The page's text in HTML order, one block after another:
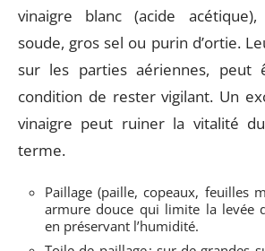
vinaigre blanc (acide
soude, gros sel ou purin d’ortie.
sur les parties aériennes, peut
condition de rester vigilant. Un
vinaigre peut ruiner la vitalité
terme.
Paillage (paille, copeaux, feuilles
armure douce qui limite la levée
en préservant l’humidité.